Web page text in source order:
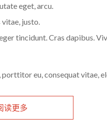
eget, arcu.
vitae, justo.
tincidunt. Cras dapibus.
eu, consequat vitae,
读更多